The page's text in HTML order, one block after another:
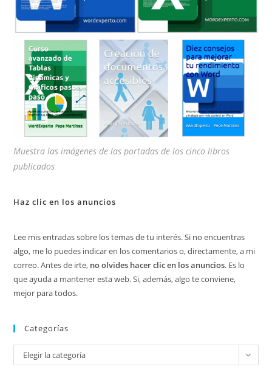
Muestra las imágenes de las portadas de los cinco libros
publicados
Haz clic en los anuncios
Lee mis entradas sobre los temas de tu interés. Si no encuentras
algo, me lo puedes indicar en los comentarios o, directamente, a mi
correo. Antes de irte, no olvides hacer clic en los anuncios. Es lo
que ayuda a mantener esta web. Si, además, algo te conviene,
mejor para todos.
Categorías
Categorías
Elegir la categoría